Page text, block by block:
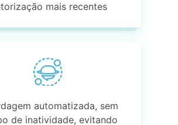
mais recentes
automatizada, sem
de inatividade, evitando